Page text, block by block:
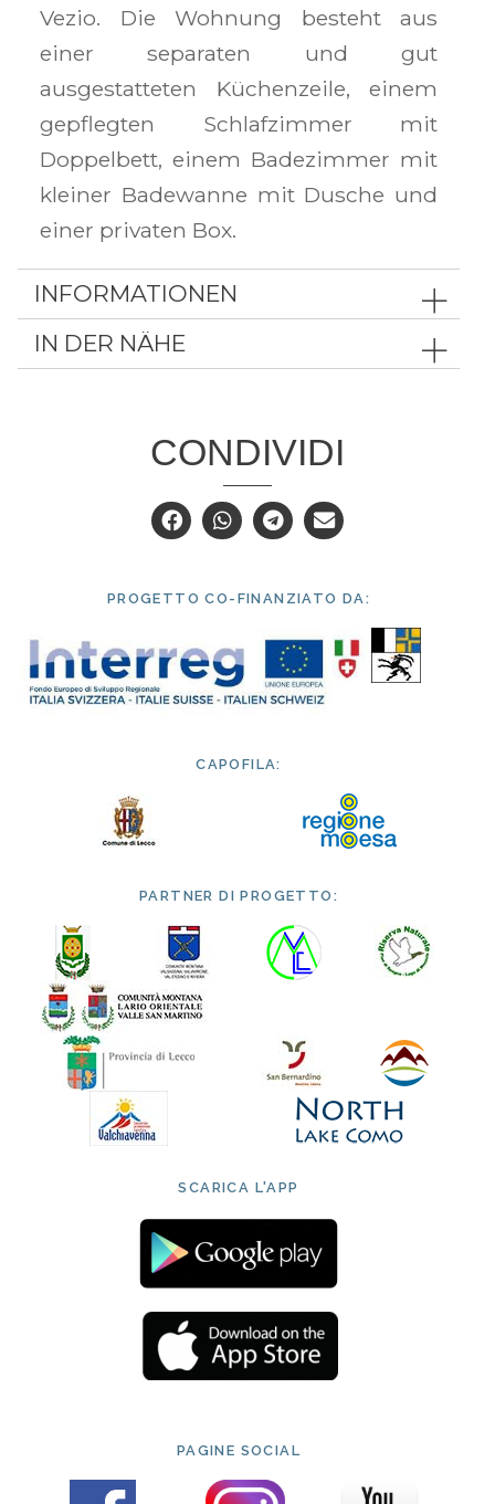
Vezio. Die Wohnung besteht aus
einer separaten und gut
ausgestatteten Küchenzeile, einem
gepflegten Schlafzimmer mit
Doppelbett, einem Badezimmer mit
kleiner Badewanne mit Dusche und
einer privaten Box.
INFORMATIONEN
IN DER NÄHE
CONDIVIDI
PROGETTO CO-FINANZIATO DA:
CAPOFILA:
PARTNER DI PROGETTO:
SCARICA L'APP
PAGINE SOCIAL